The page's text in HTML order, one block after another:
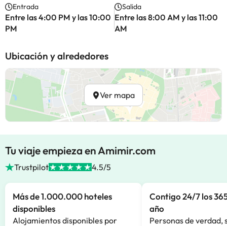
Entrada
Entre las 4:00 PM y las 10:00
PM
Salida
Entre las 8:00 AM y las 11:00
AM
Ubicación y alrededores
Ver mapa
Tu viaje empieza en Amimir.com
Trustpilot 4.5/5
Más de 1.000.000 hoteles
disponibles
Alojamientos disponibles por
Contigo 24/7 los
año
Personas de verdad,